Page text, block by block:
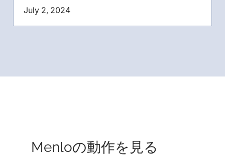
July 2, 2024
Menloの動作を見る